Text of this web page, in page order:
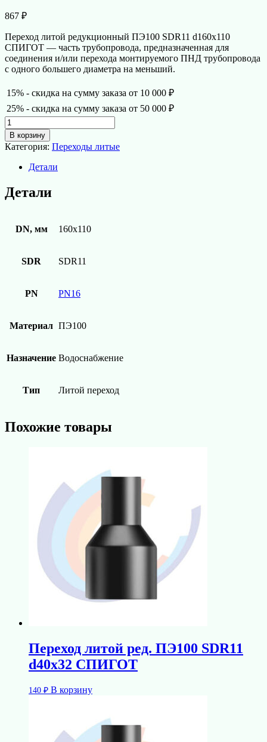
867 ₽
Переход литой редукционный ПЭ100 SDR11 d160х110
СПИГОТ — часть трубопровода, предназначенная для
соединения и/или перехода монтируемого ПНД трубопровода
с одного большего диаметра на меньший.
15% - скидка на сумму заказа от 10 000 ₽
25% - скидка на сумму заказа от 50 000 ₽
Количество
товара
Переход
литой
ред.
ПЭ100
SDR11
d160х110
В корзину
Категория: Переходы литые
Детали
Детали
DN, мм 160х110
SDR SDR11
PN PN16
Материал ПЭ100
Назначение Водоснабжение
Тип Литой переход
Похожие товары
Переход литой ред. ПЭ100 SDR11
d40х32 СПИГОТ
140 ₽ В корзину